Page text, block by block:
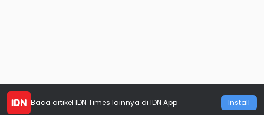
Baca artikel IDN Times lainnya di IDN App Install